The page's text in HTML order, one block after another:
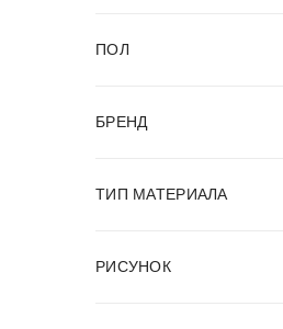
ПОЛ
БРЕНД
ТИП МАТЕРИАЛА
РИСУНОК